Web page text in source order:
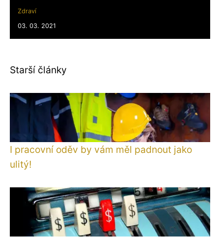
Zdraví
03. 03. 2021
Starší články
I pracovní oděv by vám měl padnout jako
ulitý!